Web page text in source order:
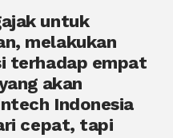
untuk
melakukan
terhadap empat
akan
Indonesia
cepat, tapi